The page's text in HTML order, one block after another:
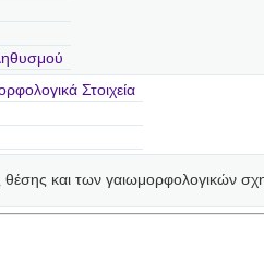
Στοιχεία
θέσης και των γαιωμορφολογικών